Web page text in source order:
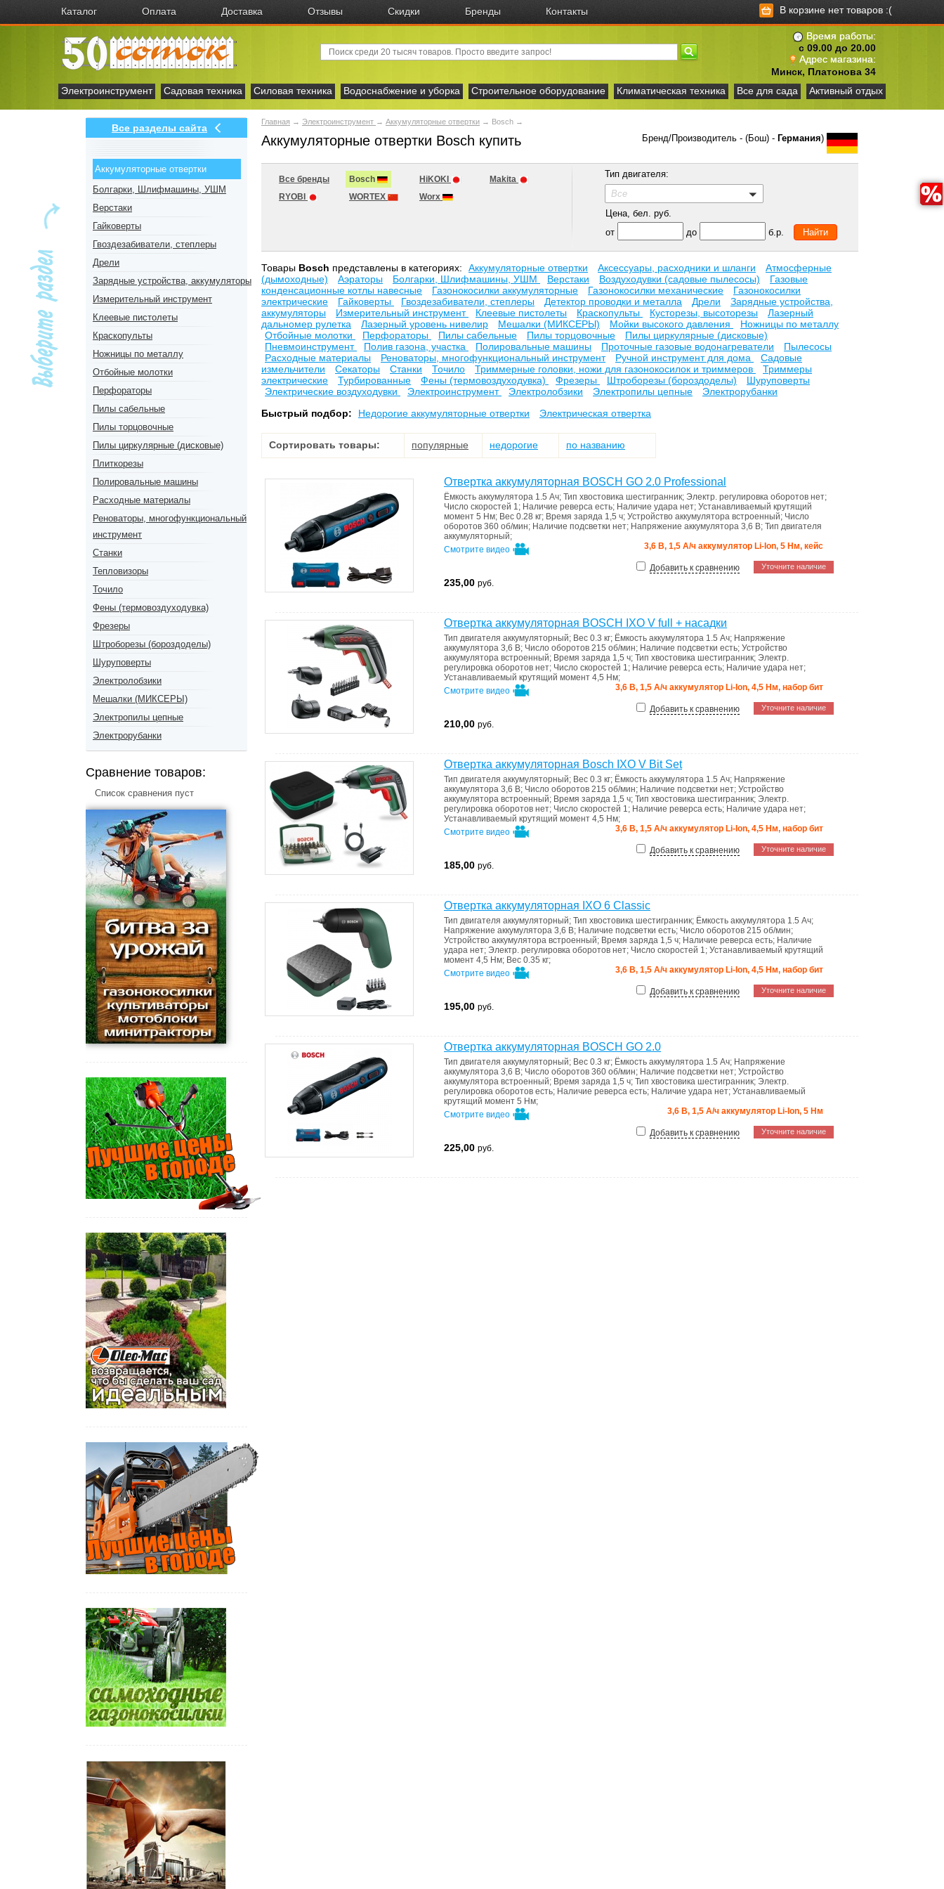
Каталог Оплата Доставка Отзывы Скидки Бренды Контакты В корзине нет товаров :(
Время работы:
с 09.00 до 20.00
Адрес магазина:
Минск, Платонова 34
Электроинструмент
Садовая техника Силовая техника Водоснабжение и уборка Строительное оборудование Климатическая техника Все для сада Активный отдых
Все разделы сайта
Аккумуляторные отвертки
Болгарки, Шлифмашины, УШМ
Верстаки
Гайковерты
Гвоздезабиватели, степлеры
Дрели
Зарядные устройства, аккумуляторы
Измерительный инструмент
Клеевые пистолеты
Краскопульты
Ножницы по металлу
Отбойные молотки
Перфораторы
Пилы сабельные
Пилы торцовочные
Пилы циркулярные (дисковые)
Плиткорезы
Полировальные машины
Расходные материалы
Реноваторы, многофункциональный
инструмент
Станки
Тепловизоры
Точило
Фены (термовоздуходувка)
Фрезеры
Штроборезы (бороздоделы)
Шуруповерты
Электролобзики
Мешалки (МИКСЕРЫ)
Электропилы цепные
Электрорубанки
Сравнение товаров:
Список сравнения пуст
Главная → Электроинструмент → Аккумуляторные отвертки → Bosch →
Аккумуляторные отвертки Bosch купить Бренд/Производитель - (Бош) - Германия)
Все бренды Bosch HiKOKI
Makita
RYOBI
WORTEX Worx
Тип двигателя:
Все
Цена, бел. руб.
от
до б.р.
Товары Bosch представлены в категориях: Аккумуляторные отвертки Аксесcуары, расходники и шланги
Атмосферные
(дымоходные)
Аэраторы Болгарки, Шлифмашины, УШМ Верстаки Воздуходувки (садовые пылесосы)
Газовые
конденсационные котлы навесные
Газонокосилки аккумуляторные Газонокосилки механические
Газонокосилки
электрические
Гайковерты Гвоздезабиватели, степлеры Детектор проводки и металла Дрели
Зарядные устройства,
аккумуляторы
Измерительный инструмент Клеевые пистолеты Краскопульты Кусторезы, высоторезы
Лазерный
дальномер рулетка
Лазерный уровень нивелир Мешалки (МИКСЕРЫ) Мойки высокого давления
Ножницы по металлу
Отбойные молотки
Перфораторы Пилы сабельные Пилы торцовочные
Пилы циркулярные (дисковые)
Пневмоинструмент
Полив газона, участка Полировальные машины Проточные газовые водонагреватели
Пылесосы
Расходные материалы
Реноваторы, многофункциональный инструмент Ручной инструмент для дома
Садовые
измельчители
Секаторы Станки Точило Триммерные головки, ножи для газонокосилок и триммеров
Триммеры
электрические
Турбированные Фены (термовоздуходувка) Фрезеры Штроборезы (бороздоделы)
Шуруповерты
Электрические воздуходувки
Электроинструмент Электролобзики Электропилы цепные
Электрорубанки
Быстрый подбор:
Недорогие аккумуляторные отвертки Электрическая отвертка
Сортировать товары: популярные недорогие по названию
Отвертка аккумуляторная BOSCH GO 2.0 Professional
Ёмкость аккумулятора 1.5 Ач; Тип хвостовика шестигранник; Электр. регулировка оборотов нет;
Число скоростей 1; Наличие реверса есть; Наличие удара нет; Устанавливаемый крутящий
момент 5 Нм; Вес 0.28 кг; Время заряда 1,5 ч; Устройство аккумулятора встроенный; Число
оборотов 360 об/мин; Наличие подсветки нет; Напряжение аккумулятора 3,6 В; Тип двигателя
аккумуляторный;
3,6 В, 1,5 А/ч аккумулятор Li-Ion, 5 Нм, кейс
Смотрите видео
Уточните наличие
Добавить к сравнению
235,00 руб.
Отвертка аккумуляторная BOSCH IXO V full + насадки
Тип двигателя аккумуляторный; Вес 0.3 кг; Ёмкость аккумулятора 1.5 Ач; Напряжение
аккумулятора 3,6 В; Число оборотов 215 об/мин; Наличие подсветки есть; Устройство
аккумулятора встроенный; Время заряда 1,5 ч; Тип хвостовика шестигранник; Электр.
регулировка оборотов нет; Число скоростей 1; Наличие реверса есть; Наличие удара нет;
Устанавливаемый крутящий момент 4,5 Нм;
3,6 В, 1,5 А/ч аккумулятор Li-Ion, 4,5 Нм, набор бит
Смотрите видео
Уточните наличие
Добавить к сравнению
210,00 руб.
Отвертка аккумуляторная Bosch IXO V Bit Set
Тип двигателя аккумуляторный; Вес 0.3 кг; Ёмкость аккумулятора 1.5 Ач; Напряжение
аккумулятора 3,6 В; Число оборотов 215 об/мин; Наличие подсветки нет; Устройство
аккумулятора встроенный; Время заряда 1,5 ч; Тип хвостовика шестигранник; Электр.
регулировка оборотов нет; Число скоростей 1; Наличие реверса есть; Наличие удара нет;
Устанавливаемый крутящий момент 4,5 Нм;
3,6 В, 1,5 А/ч аккумулятор Li-Ion, 4,5 Нм, набор бит
Смотрите видео
Уточните наличие
Добавить к сравнению
185,00 руб.
Отвертка аккумуляторная IXO 6 Classic
Тип двигателя аккумуляторный; Тип хвостовика шестигранник; Ёмкость аккумулятора 1.5 Ач;
Напряжение аккумулятора 3,6 В; Наличие подсветки есть; Число оборотов 215 об/мин;
Устройство аккумулятора встроенный; Время заряда 1,5 ч; Наличие реверса есть; Наличие
удара нет; Электр. регулировка оборотов нет; Число скоростей 1; Устанавливаемый крутящий
момент 4,5 Нм; Вес 0.35 кг;
3,6 В, 1,5 А/ч аккумулятор Li-Ion, 4,5 Нм, набор бит
Смотрите видео
Уточните наличие
Добавить к сравнению
195,00 руб.
Отвертка аккумуляторная BOSCH GO 2.0
Тип двигателя аккумуляторный; Вес 0.3 кг; Ёмкость аккумулятора 1.5 Ач; Напряжение
аккумулятора 3,6 В; Число оборотов 360 об/мин; Наличие подсветки нет; Устройство
аккумулятора встроенный; Время заряда 1,5 ч; Тип хвостовика шестигранник; Электр.
регулировка оборотов есть; Наличие реверса есть; Наличие удара нет; Устанавливаемый
крутящий момент 5 Нм;
3,6 В, 1,5 А/ч аккумулятор Li-Ion, 5 Нм
Смотрите видео
Уточните наличие
Добавить к сравнению
225,00 руб.